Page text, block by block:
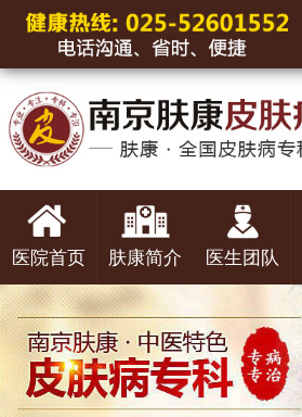
医院首页 肤康简介 医生团队